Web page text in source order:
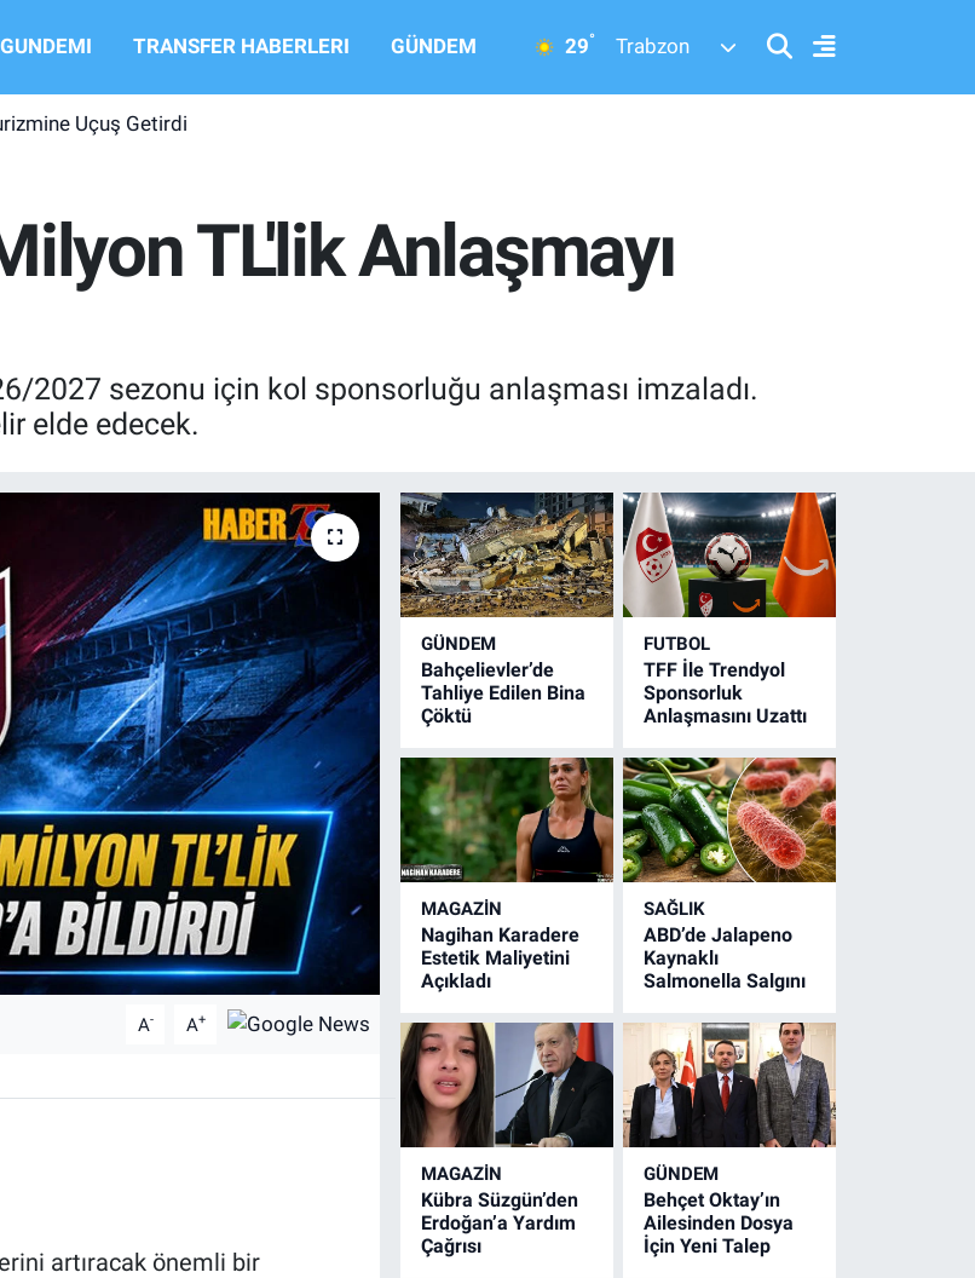
TRANSFER HABERLERI GÜNDEM 29° Trabzon
Uçuş Getirdi
TL'lik Anlaşmayı
2027 sezonu için kol sponsorluğu anlaşması imzaladı.
elde edecek.
A- A+
artıracak önemli bir
GÜNDEM
Bahçelievler’de
Tahliye Edilen Bina
Çöktü
FUTBOL
TFF İle Trendyol
Sponsorluk
Anlaşmasını Uzattı
MAGAZİN
Nagihan Karadere
Estetik Maliyetini
Açıkladı
SAĞLIK
ABD’de Jalapeno
Kaynaklı
Salmonella Salgını
MAGAZİN
Kübra Süzgün’den
Erdoğan’a Yardım
Çağrısı
GÜNDEM
Behçet Oktay’ın
Ailesinden Dosya
İçin Yeni Talep